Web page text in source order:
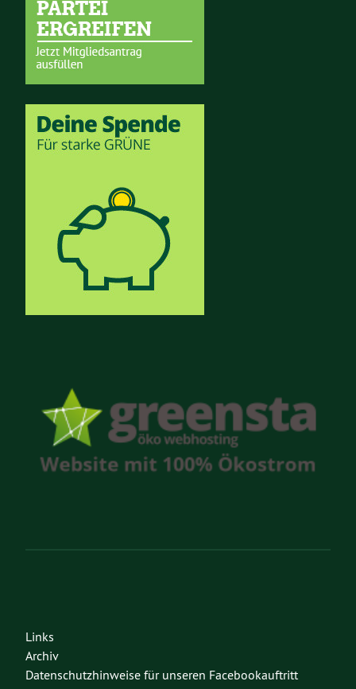
Links
Archiv
Datenschutzhinweise für unseren Facebookauftritt